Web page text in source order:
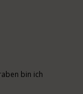
bin ich